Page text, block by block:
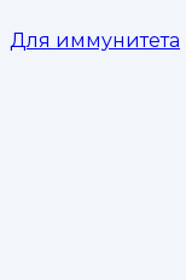
Для иммунитета